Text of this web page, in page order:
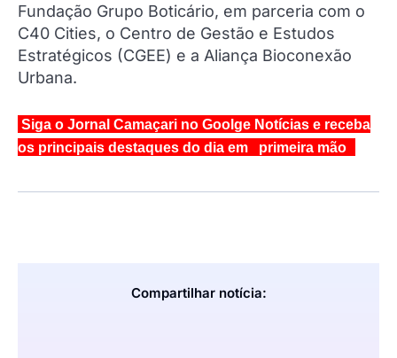
Fundação Grupo Boticário, em parceria com o
C40 Cities, o Centro de Gestão e Estudos
Estratégicos (CGEE) e a Aliança Bioconexão
Urbana.
Siga o Jornal Camaçari no Goolge Notícias e receba
os principais destaques do dia em primeira mão
Compartilhar notícia: